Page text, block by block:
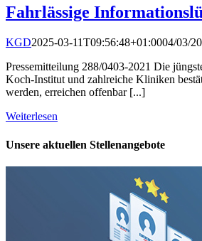
Fahrlässige
KGD2025-03-11T09:56:48+01:0004/03/
Pressemitteilung 288/0403-2021 Die
Koch-Institut und zahlreiche Kliniken
werden, erreichen offenbar [...]
Weiterlesen
Unsere aktuellen Stellenangebote